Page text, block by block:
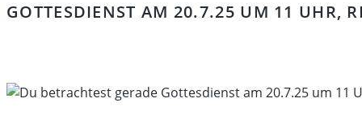
GOTTESDIENST AM 20.7.25 UM 11 UHR,